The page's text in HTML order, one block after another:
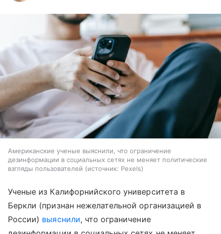
Американские ученые выяснили, что ограничение
дезинформации в социальных сетях не меняет политические
взгляды пользователей
источник: Pexels
Ученые из Калифорнийского университета в
Беркли (признан нежелательной организацией в
России) выяснили, что ограничение